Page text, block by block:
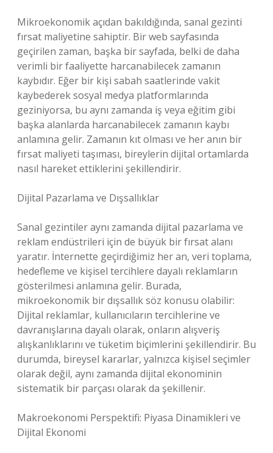
Mikroekonomik açıdan bakıldığında, sanal gezinti
fırsat maliyetine sahiptir. Bir web sayfasında
geçirilen zaman, başka bir sayfada, belki de daha
verimli bir faaliyette harcanabilecek zamanın
kaybıdır. Eğer bir kişi sabah saatlerinde vakit
kaybederek sosyal medya platformlarında
geziniyorsa, bu aynı zamanda iş veya eğitim gibi
başka alanlarda harcanabilecek zamanın kaybı
anlamına gelir. Zamanın kıt olması ve her anın bir
fırsat maliyeti taşıması, bireylerin dijital ortamlarda
nasıl hareket ettiklerini şekillendirir.
Dijital Pazarlama ve Dışsallıklar
Sanal gezintiler aynı zamanda dijital pazarlama ve
reklam endüstrileri için de büyük bir fırsat alanı
yaratır. İnternette geçirdiğimiz her an, veri toplama,
hedefleme ve kişisel tercihlere dayalı reklamların
gösterilmesi anlamına gelir. Burada,
mikroekonomik bir dışsallık söz konusu olabilir:
Dijital reklamlar, kullanıcıların tercihlerine ve
davranışlarına dayalı olarak, onların alışveriş
alışkanlıklarını ve tüketim biçimlerini şekillendirir. Bu
durumda, bireysel kararlar, yalnızca kişisel seçimler
olarak değil, aynı zamanda dijital ekonominin
sistematik bir parçası olarak da şekillenir.
Makroekonomi Perspektifi: Piyasa Dinamikleri ve
Dijital Ekonomi